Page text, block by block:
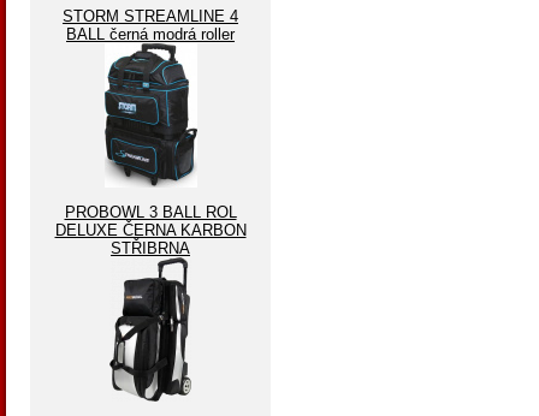
STORM STREAMLINE 4
BALL černá modrá roller
PROBOWL 3 BALL ROL
DELUXE ČERNA KARBON
STŘIBRNA